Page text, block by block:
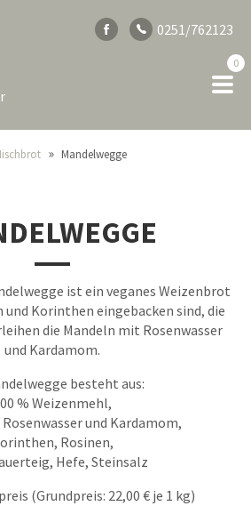
0251/762123
0
» Mandelwegge
ist ein veganes Weizenbrot
und Korinthen eingebacken sind, die
die Mandeln mit Rosenwasser
und Kardamom.
besteht aus:
% Weizenmehl,
und Kardamom,
Rosinen,
Hefe, Steinsalz
(Grundpreis: 22,00 € je 1 kg)